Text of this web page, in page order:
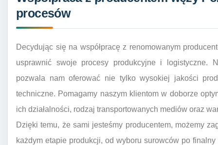
procesów
Decydując się na współpracę z renomowanym
usprawnić swoje procesy produkcyjne i logistyczne.
pozwala nam oferować nie tylko wysokiej jakości
techniczne. Pomagamy naszym klientom w doborze
ich działalności, rodzaj transportowanych mediów oraz
Dzięki temu, że sami jesteśmy producentem, możemy
każdym etapie produkcji, od wyboru surowców po